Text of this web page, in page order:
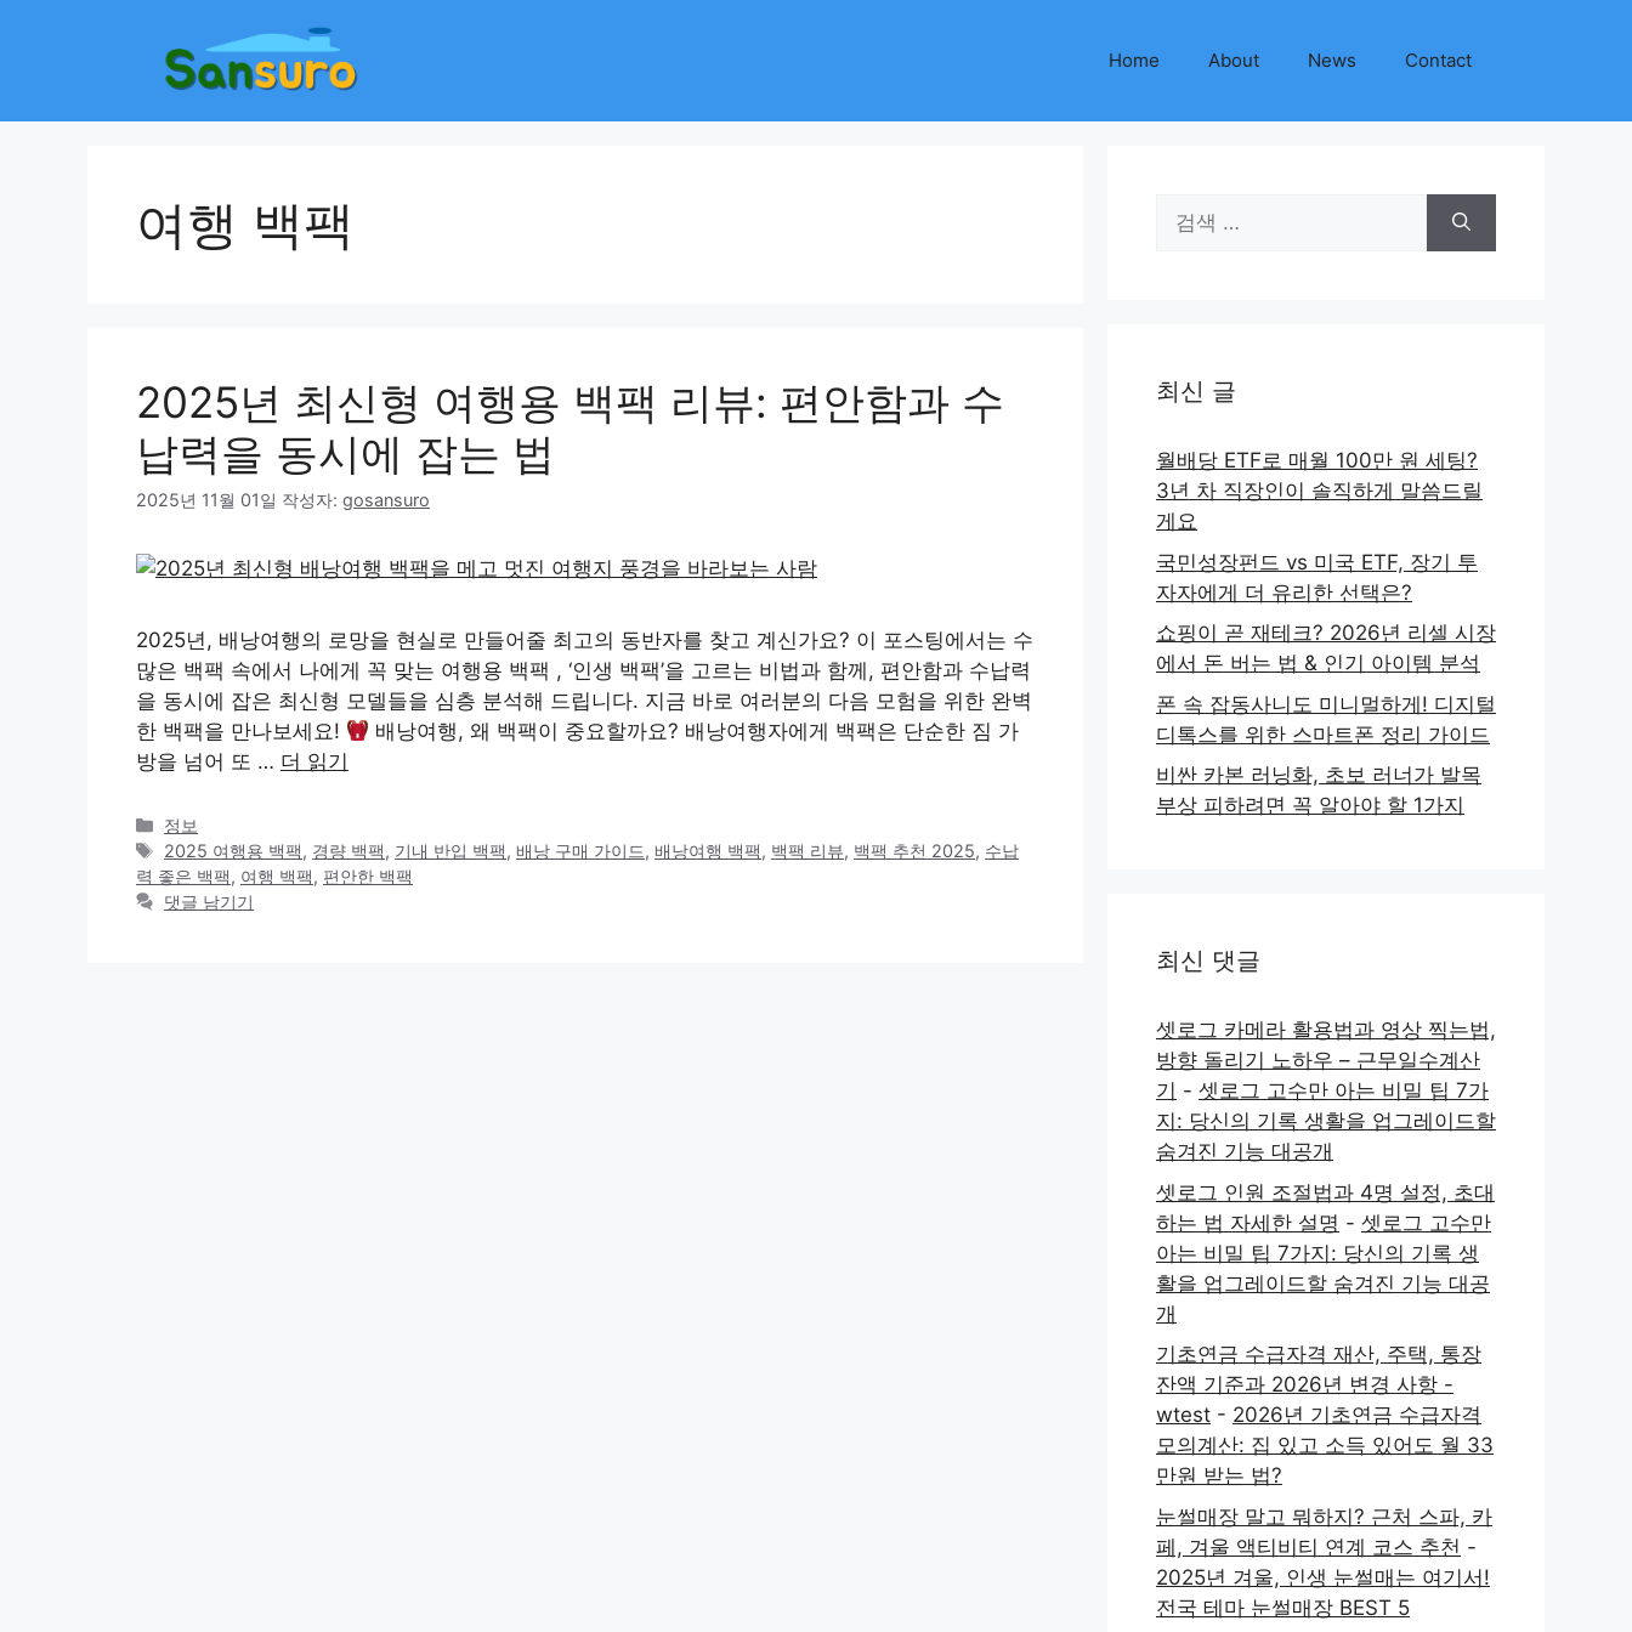
Home About News Contact
여행 백팩
2025년 최신형 여행용 백팩 리뷰: 편안함과 수
납력을 동시에 잡는 법
2025년 11월 01일 작성자: gosansuro
2025년, 배낭여행의 로망을 현실로 만들어줄 최고의 동반자를 찾고 계신가요? 이 포스팅에서는 수
많은 백팩 속에서 나에게 꼭 맞는 여행용 백팩 , ‘인생 백팩’을 고르는 비법과 함께, 편안함과 수납력
을 동시에 잡은 최신형 모델들을 심층 분석해 드립니다. 지금 바로 여러분의 다음 모험을 위한 완벽
한 백팩을 만나보세요!
배낭여행, 왜 백팩이 중요할까요? 배낭여행자에게 백팩은 단순한 짐 가
방을 넘어 또 … 더 읽기
카
테
고
리
정보
태
그
2025 여행용 백팩, 경량 백팩, 기내 반입 백팩,배낭 구매 가이드,배낭여행 백팩, 백팩 리뷰, 백팩 추천 2025, 수납
력 좋은 백팩, 여행 백팩, 편안한 백팩
댓글 남기기
색:
최신 글
월배당 ETF로 매월 100만 원 세팅?
3년 차 직장인이 솔직하게 말씀드릴
게요
국민성장펀드 vs 미국 ETF, 장기 투
자자에게 더 유리한 선택은?
쇼핑이 곧 재테크? 2026년 리셀 시장
에서 돈 버는 법 & 인기 아이템 분석
폰 속 잡동사니도 미니멀하게! 디지털
디톡스를 위한 스마트폰 정리 가이드
비싼 카본 러닝화, 초보 러너가 발목
부상 피하려면 꼭 알아야 할 1가지
최신 댓글
셋로그 카메라 활용법과 영상 찍는법,
방향 돌리기 노하우 – 근무일수계산
기 - 셋로그 고수만 아는 비밀 팁 7가
지: 당신의 기록 생활을 업그레이드할
숨겨진 기능 대공개
셋로그 인원 조절법과 4명 설정, 초대
하는 법 자세한 설명 - 셋로그 고수만
아는 비밀 팁 7가지: 당신의 기록 생
활을 업그레이드할 숨겨진 기능 대공
개
기초연금 수급자격 재산, 주택, 통장
잔액 기준과 2026년 변경 사항 -
wtest - 2026년 기초연금 수급자격
모의계산: 집 있고 소득 있어도 월 33
만원 받는 법?
눈썰매장 말고 뭐하지? 근처 스파, 카
페, 겨울 액티비티 연계 코스 추천 -
2025년 겨울, 인생 눈썰매는 여기서!
전국 테마 눈썰매장 BEST 5